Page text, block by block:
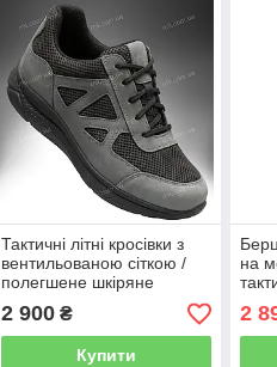
Тактичні літні кросівки з
вентильованою сіткою /
полегшене шкіряне
ENIGMA Stimul (shadow
grey)
2 900₴
Купити
на
2